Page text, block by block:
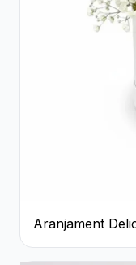
Aranjament
Roz în Cutie